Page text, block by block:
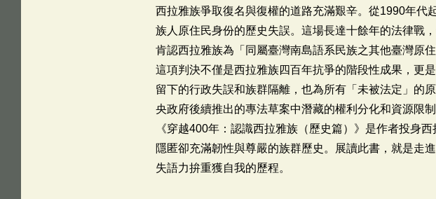
西拉雅族爭取復名與復權的道路充滿艱辛。從1990年代
族人原住民身份的歷史失誤。這場長達十餘年的法律戰
肯認西拉雅族為「同屬臺灣南島語系民族之其他臺灣原
這項判決不僅是西拉雅族四百年抗爭的階段性成果，更
留下的行政失誤和族群隔離，也為所有「未被法定」的
央政府後續推出的專法草案中潛藏的權利分化和資源限
《穿越400年：認識西拉雅族（歷史篇）》是作者投身
隱匿卻充滿韌性與尊嚴的族群歷史。展讀此書，就是走
失語力拚重獲自我的歷程。